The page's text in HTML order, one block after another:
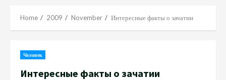
Home 2009 November Интересные факты о зачатии
Человек
Интересные факты о зачатии